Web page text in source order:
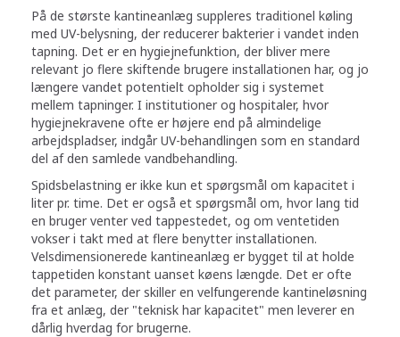
På de største kantineanlæg suppleres traditionel køling
med UV-belysning, der reducerer bakterier i vandet inden
tapning. Det er en hygiejnefunktion, der bliver mere
relevant jo flere skiftende brugere installationen har, og jo
længere vandet potentielt opholder sig i systemet
mellem tapninger. I institutioner og hospitaler, hvor
hygiejnekravene ofte er højere end på almindelige
arbejdspladser, indgår UV-behandlingen som en standard
del af den samlede vandbehandling.
Spidsbelastning er ikke kun et spørgsmål om kapacitet i
liter pr. time. Det er også et spørgsmål om, hvor lang tid
en bruger venter ved tappestedet, og om ventetiden
vokser i takt med at flere benytter installationen.
Velsdimensionerede kantineanlæg er bygget til at holde
tappetiden konstant uanset køens længde. Det er ofte
det parameter, der skiller en velfungerende kantineløsning
fra et anlæg, der "teknisk har kapacitet" men leverer en
dårlig hverdag for brugerne.